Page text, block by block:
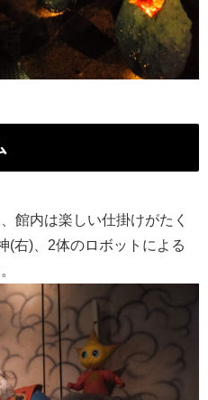
館内は楽しい仕掛けがたく
(右)、2体のロボットによる